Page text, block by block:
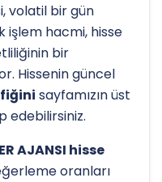
volatil bir gün
işlem hacmi, hisse
bir
Hissenin güncel
sayfamızın üst
edebilirsiniz.
AJANSI hisse
oranları